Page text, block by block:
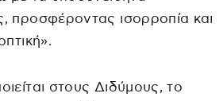
προσφέροντας ισορροπία και
στους Διδύμους, το